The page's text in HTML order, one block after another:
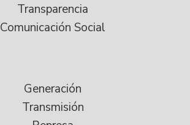
Transparencia
Comunicación Social
Generación
Transmisión